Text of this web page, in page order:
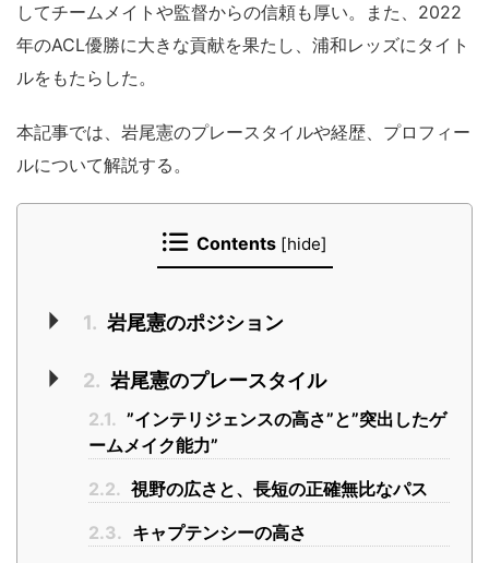
してチームメイトや監督からの信頼も厚い。また、2022
年のACL優勝に大きな貢献を果たし、浦和レッズにタイト
ルをもたらした。
本記事では、岩尾憲のプレースタイルや経歴、プロフィー
ルについて解説する。
Contents [hide]
1. 岩尾憲のポジション
2. 岩尾憲のプレースタイル
2.1. ”インテリジェンスの高さ”と”突出したゲ
ームメイク能力”
2.2. 視野の広さと、長短の正確無比なパス
2.3. キャプテンシーの高さ